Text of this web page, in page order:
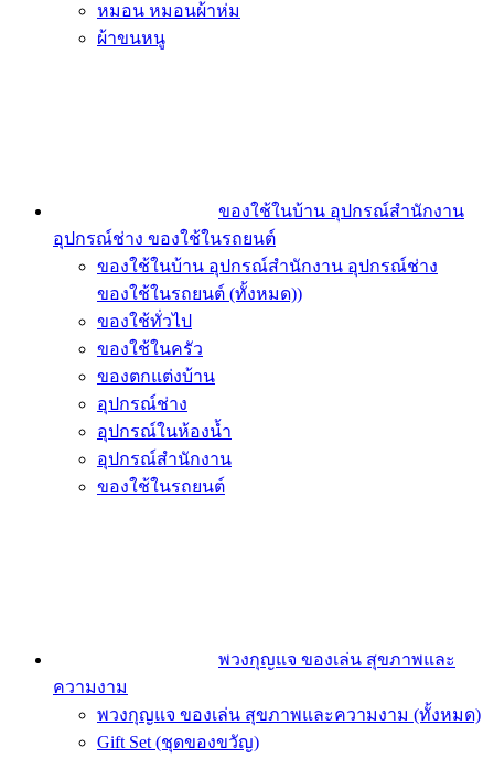
หมอน หมอนผ้าห่ม
ผ้าขนหนู
ของใช้ในบ้าน อุปกรณ์สำนักงาน
อุปกรณ์ช่าง ของใช้ในรถยนต์
ของใช้ในบ้าน อุปกรณ์สำนักงาน อุปกรณ์ช่าง
ของใช้ในรถยนต์ (ทั้งหมด))
ของใช้ทั่วไป
ของใช้ในครัว
ของตกแต่งบ้าน
อุปกรณ์ช่าง
อุปกรณ์ในห้องน้ำ
อุปกรณ์สำนักงาน
ของใช้ในรถยนต์
พวงกุญแจ ของเล่น สุขภาพและ
ความงาม
พวงกุญแจ ของเล่น สุขภาพและความงาม (ทั้งหมด)
Gift Set (ชุดของขวัญ)